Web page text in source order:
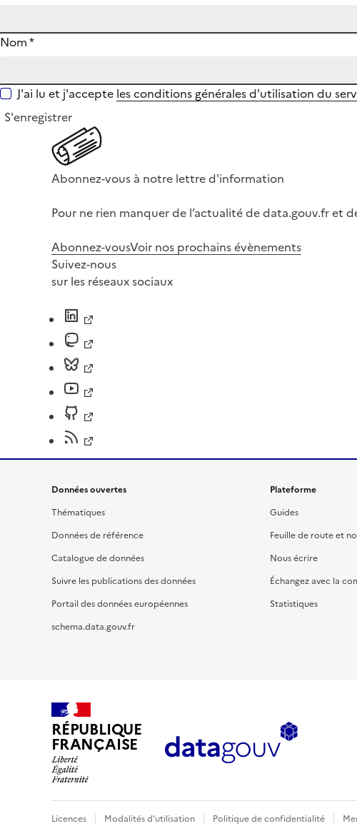
Nom*
J'ai lu et j'accepte les conditions générales d'utilisation du
S'enregistrer
Abonnez-vous à notre lettre d'information
Pour ne rien manquer de l’actualité de data.gouv.fr et
Abonnez-vousVoir nos prochains évènements
Suivez-nous
sur les réseaux sociaux
Données ouvertes
Thématiques
Données de référence
Catalogue de données
Suivre les publications des données
Portail des données européennes
schema.data.gouv.fr
Plateforme
Guides
Feuille de route et
Nous écrire
Échangez avec la
Statistiques
RÉPUBLIQUE
FRANÇAISE
Licences Modalités d'utilisation Politique de confidentialité